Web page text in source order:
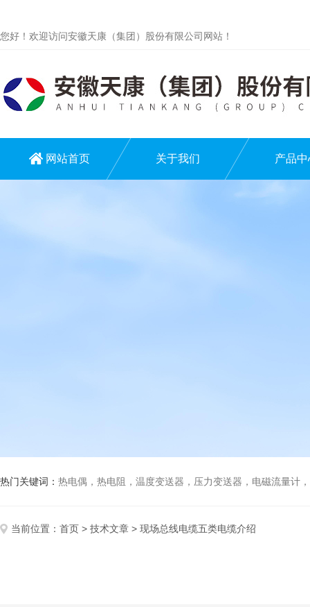
您好！欢迎访问安徽天康（集团）股份有限公司网站！
网站首页 关于我们 产品中
热门关键词： 热电偶，热电阻，温度变送器，压力变送器，电磁流量计，
当前位置： 首页 > 技术文章 > 现场总线电缆五类电缆介绍